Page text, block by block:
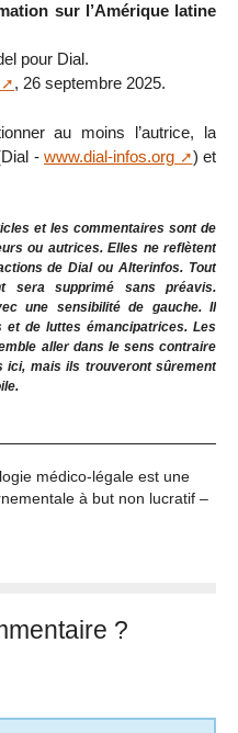
sur l’Amérique latine
pour Dial.
, 26 septembre 2025.
au moins l’autrice, la
- www.dial-infos.org
) et
et les commentaires sont de
ou autrices. Elles ne reflètent
de Dial ou Alterinfos. Tout
sera supprimé sans préavis.
une sensibilité de gauche. Il
et de luttes émancipatrices. Les
aller dans le sens contraire
ici, mais ils trouveront sûrement
médico-légale est une
à but non lucratif –
?